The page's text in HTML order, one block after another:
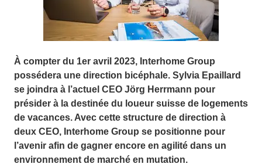
À compter du 1er avril 2023, Interhome Group
possédera une direction bicéphale. Sylvia Epaillard
se joindra à l’actuel CEO Jörg Herrmann pour
présider à la destinée du loueur suisse de logements
de vacances. Avec cette structure de direction à
deux CEO, Interhome Group se positionne pour
l’avenir afin de gagner encore en agilité dans un
environnement de marché en mutation.